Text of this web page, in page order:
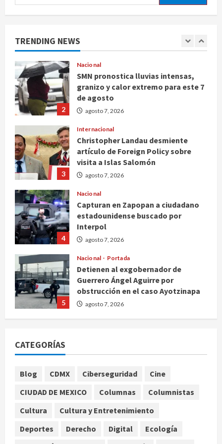
TRENDING NEWS
extorsión en zona aguacatera y
Tierra Caliente
2
Nacional
granizo y calor extremo para este 7
de agosto
agosto 7, 2026
3
Internacional
artículo de Foreign Policy sobre
visita a Islas Salomón
agosto 7, 2026
4
Nacional
estadounidense buscado por
Interpol
agosto 7, 2026
5
Nacional Portada
Guerrero Ángel Aguirre por
obstrucción en el caso Ayotzinapa
agosto 7, 2026
1
Nacional
2
SMN pronostica lluvias intensas,
granizo y calor extremo para este 7
agosto 7, 2026
Internacional
CATEGORÍAS
Blog CDMX Ciberseguridad
Cine
CIUDAD DE MEXICO
Columnas
Columnistas
Cultura
Cultura y Entretenimiento
Deportes
Derecho Digital
Ecología